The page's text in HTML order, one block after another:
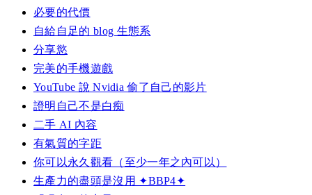
必要的代價
自給自足的 blog 生態系
分享慾
完美的手機遊戲
YouTube 說 Nvidia 偷了自己的影片
證明自己不是白痴
二手 AI 內容
有氣質的字距
你可以永久觀看（至少一年之內可以）
生產力的盡頭是沒用 ✦BBP4✦